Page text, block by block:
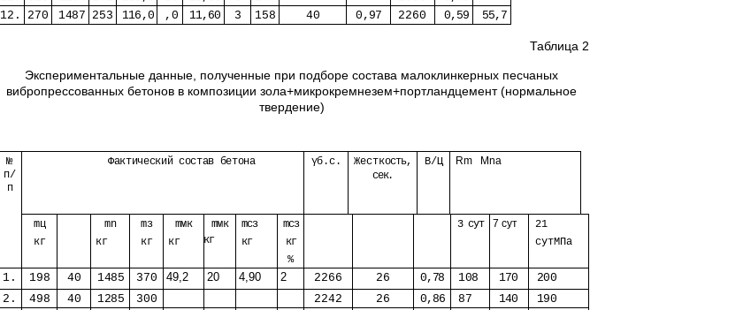
12.
270 1487 253 116,0 ,0 11,60 3 158 40 0,97 2260 0,59 55,7
Таблица 2
Экспериментальные данные, полученные при подборе состава малоклинкерных песчаных
вибропрессованных бетонов в композиции зола+микрокремнезем+портландцемент (нормальное
твердение)
№
п/
п
Фактический состав бетона γб.с. Жесткость,
сек.
В/Ц Rm Mna
mц
кг
mn
кг
mз
кг
mмк
кг
mмк
кг
mсз
кг
mсз
кг
%
3 сут 7 сут
21
сутМПа
1. 198 40 1485 370 49,2 20 4,90 2 2266 26 0,78 108 170
200
2.
498 40 1285 300 2242 26 0,86 87 140
190